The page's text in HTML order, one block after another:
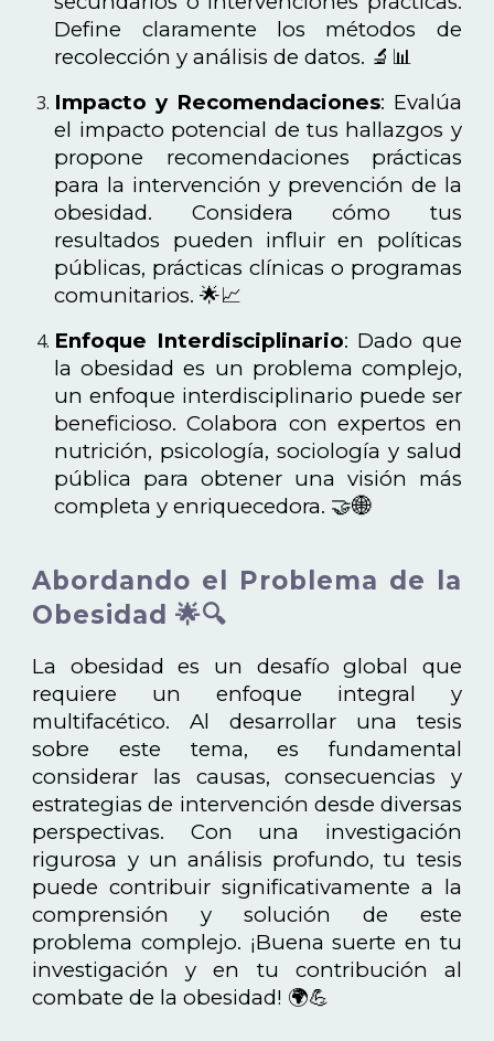
Define claramente los métodos de
recolección y análisis de datos. 🔬📊
Impacto y Recomendaciones: Evalúa
el impacto potencial de tus hallazgos y
propone recomendaciones prácticas
para la intervención y prevención de la
obesidad. Considera cómo tus
resultados pueden influir en políticas
públicas, prácticas clínicas o programas
comunitarios. 🌟📈
Enfoque Interdisciplinario: Dado que
la obesidad es un problema complejo,
un enfoque interdisciplinario puede ser
beneficioso. Colabora con expertos en
nutrición, psicología, sociología y salud
pública para obtener una visión más
completa y enriquecedora. 🤝🌐
Abordando el Problema de la
Obesidad 🌟🔍
La obesidad es un desafío global que
requiere un enfoque integral y
multifacético. Al desarrollar una tesis
sobre este tema, es fundamental
considerar las causas, consecuencias y
estrategias de intervención desde diversas
perspectivas. Con una investigación
rigurosa y un análisis profundo, tu tesis
puede contribuir significativamente a la
comprensión y solución de este
problema complejo. ¡Buena suerte en tu
investigación y en tu contribución al
combate de la obesidad! 🌍💪